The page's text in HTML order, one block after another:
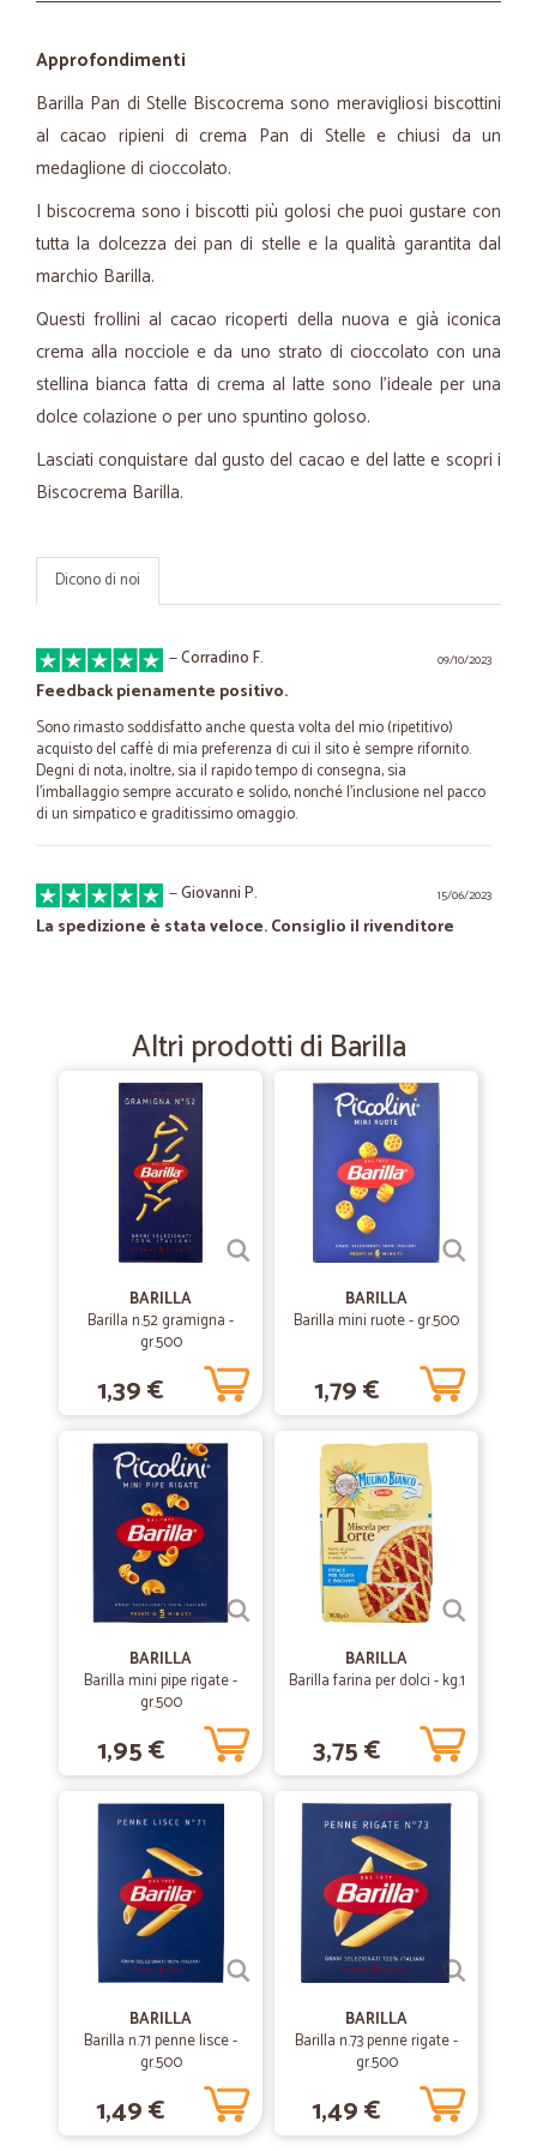
Approfondimenti
Barilla Pan di Stelle Biscocrema sono meravigliosi biscottini
al cacao ripieni di crema Pan di Stelle e chiusi da un
medaglione di cioccolato.
I biscocrema sono i biscotti più golosi che puoi gustare con
tutta la dolcezza dei pan di stelle e la qualità garantita dal
marchio Barilla.
Questi frollini al cacao ricoperti della nuova e già iconica
crema alla nocciole e da uno strato di cioccolato con una
stellina bianca fatta di crema al latte sono l'ideale per una
dolce colazione o per uno spuntino goloso.
Lasciati conquistare dal gusto del cacao e del latte e scopri i
Biscocrema Barilla.
Dicono di noi
09/10/2023
—Corradino F.
Feedback pienamente positivo.
Sono rimasto soddisfatto anche questa volta del mio (ripetitivo)
acquisto del caffè di mia preferenza di cui il sito è sempre rifornito.
Degni di nota, inoltre, sia il rapido tempo di consegna, sia
l'imballaggio sempre accurato e solido, nonché l'inclusione nel pacco
di un simpatico e graditissimo omaggio.
15/06/2023
—Giovanni P.
La spedizione è stata veloce. Consiglio il rivenditore
—Tulio A.
Servizio veloce e puntuale
Servizio veloce e puntuale
—
Tutto ok perfetto
Tutto ok perfetto
—Anna M.
tutto ok. grazie
—Michele L.
Puntuali e organizzati
Puntuali e organizzati. Molto soddisfatto.
soddisfatta
Ottimi prodotti
Ottimi prodotti. Servizio veloce con furgone refrigerato. Consigliato.
05/11/2019
Consigliatissimo
14/01/2019
Tiziano P.
Negozio puntuale nella gestione
Altri prodotti di Barilla
BARILLA
Barilla n.52 gramigna -
gr.500
1,39 €
BARILLA
Barilla mini ruote - gr.500
1,79 €
BARILLA
Barilla mini pipe rigate -
gr.500
1,95 €
BARILLA
Barilla farina per dolci - kg.1
3,75 €
BARILLA
Barilla n.71 penne lisce -
gr.500
1,49 €
BARILLA
Barilla n.73 penne rigate -
gr.500
1,49 €